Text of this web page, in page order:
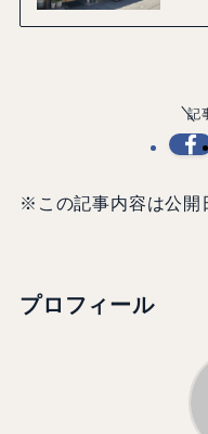
記
※この記事内容は公開
プロフィール